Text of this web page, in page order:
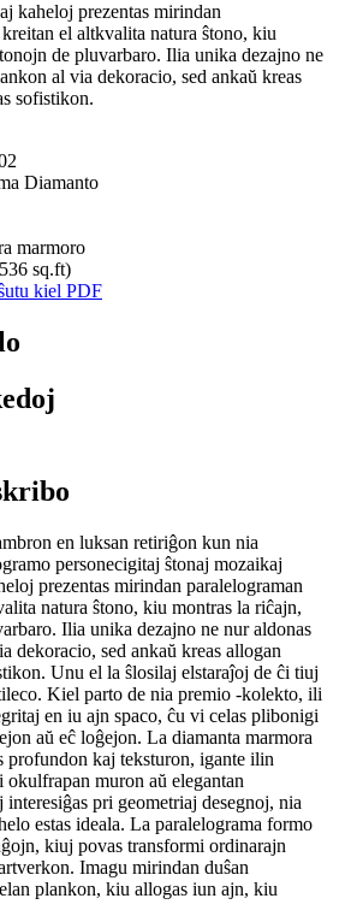
kaheloj prezentas mirindan
el altkvalita natura ŝtono, kiu
de pluvarbaro. Ilia unika dezajno ne
al via dekoracio, sed ankaŭ kreas
sofistikon.
Diamanto
marmoro
sq.ft)
kiel PDF
en luksan retiriĝon kun nia
personecigitaj ŝtonaj mozaikaj
prezentas mirindan paralelograman
natura ŝtono, kiu montras la riĉajn,
Ilia unika dezajno ne nur aldonas
dekoracio, sed ankaŭ kreas allogan
Unu el la ŝlosilaj elstaraĵoj de ĉi tiuj
Kiel parto de nia premio -kolekto, ili
en iu ajn spaco, ĉu vi celas plibonigi
aŭ eĉ loĝejon. La diamanta marmora
profundon kaj teksturon, igante ilin
muron aŭ elegantan
pri geometriaj desegnoj, nia
estas ideala. La paralelograma formo
kiuj povas transformi ordinarajn
Imagu mirindan duŝan
plankon, kiu allogas iun ajn, kiu